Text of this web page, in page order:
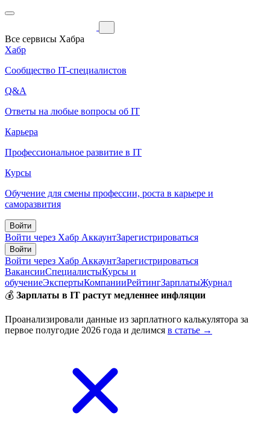
Все сервисы Хабра
Хабр
Сообщество IT-специалистов
Q&A
Ответы на любые вопросы об IT
Карьера
Профессиональное развитие в IT
Курсы
Обучение для смены профессии, роста в карьере и
саморазвития
Войти
Войти через Хабр АккаунтЗарегистрироваться
Войти
Войти через Хабр АккаунтЗарегистрироваться
ВакансииСпециалистыКурсы и
обучениеЭкспертыКомпанииРейтингЗарплатыЖурнал
💰 Зарплаты в IT растут медленнее инфляции
Проанализировали данные из зарплатного калькулятора за
первое полугодие 2026 года и делимся в статье →